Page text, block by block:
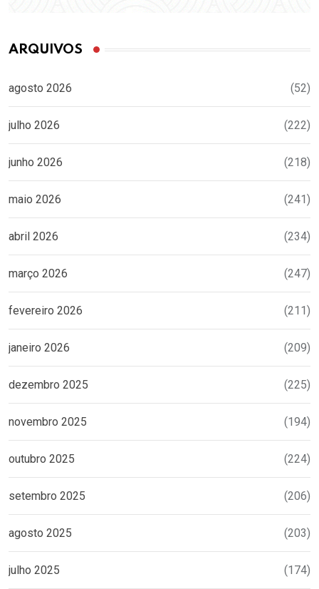
ARQUIVOS
agosto 2026 (52)
julho 2026 (222)
junho 2026 (218)
maio 2026 (241)
abril 2026 (234)
março 2026 (247)
fevereiro 2026 (211)
janeiro 2026 (209)
dezembro 2025 (225)
novembro 2025 (194)
outubro 2025 (224)
setembro 2025 (206)
agosto 2025 (203)
julho 2025 (174)